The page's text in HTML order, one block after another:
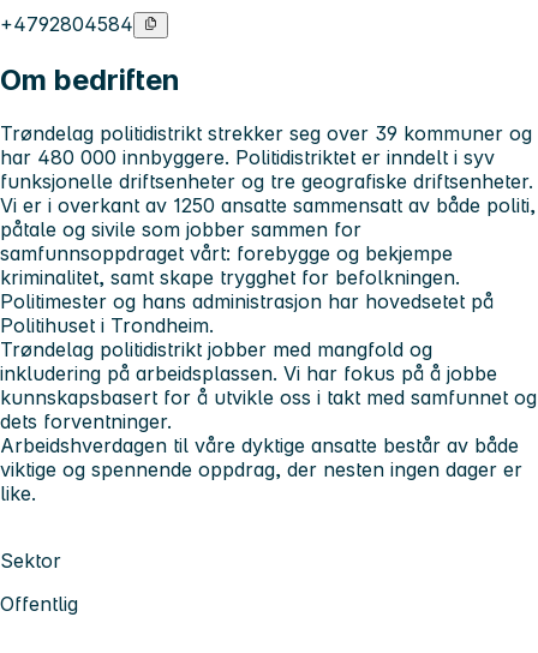
+4792804584
Om bedriften
Trøndelag politidistrikt strekker seg over 39 kommuner og
har 480 000 innbyggere. Politidistriktet er inndelt i syv
funksjonelle driftsenheter og tre geografiske driftsenheter.
Vi er i overkant av 1250 ansatte sammensatt av både politi,
påtale og sivile som jobber sammen for
samfunnsoppdraget vårt: forebygge og bekjempe
kriminalitet, samt skape trygghet for befolkningen.
Politimester og hans administrasjon har hovedsetet på
Politihuset i Trondheim.
Trøndelag politidistrikt jobber med mangfold og
inkludering på arbeidsplassen. Vi har fokus på å jobbe
kunnskapsbasert for å utvikle oss i takt med samfunnet og
dets forventninger.
Arbeidshverdagen til våre dyktige ansatte består av både
viktige og spennende oppdrag, der nesten ingen dager er
like.
Sektor
Offentlig